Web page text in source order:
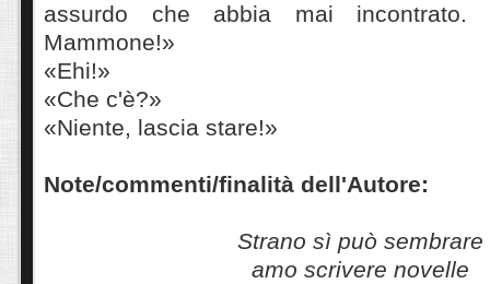
assurdo che abbia mai
Mammone!»
«Ehi!»
«Che c'è?»
«Niente, lascia stare!»
Note/commenti/finalità dell'Autore:
Strano sì può sembrare
amo scrivere novelle